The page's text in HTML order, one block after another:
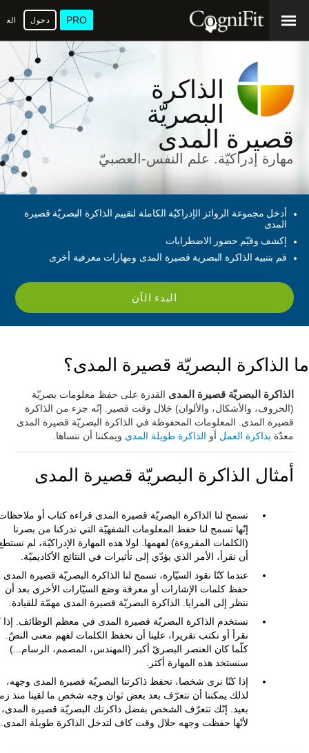
PRO دخول
الذاكرة
البصريّة
قصيرة المدى
مهارة إدراكيّة. علم النفس-العصبيّ
أدخل مجموعة الروائز الإدراكيّة الكاملة لتقييم الذاكرة البصريّة قصيرة
المدى
إكشف وقيّم حضور الاضطرابات
قم بتنبيه الذاكرة البصرية قصيرة المدى ومهارات معرفية أخرى
البدء الآن
ما الذاكرة البصريّة قصيرة المدى؟
الذاكرة البصريّة قصيرة المدى القدرة على حفظ معلومات بصريّة
(الحروف، والأشكال، والألوان) خلال وقت قصير. إنّه جزء من الذاكرة
قصيرة المدى. المعلومات المحفوظة في الذاكرة البصريّة قصيرة المدى
معدّة بذاكرة العمل أو الذاكرة طويلة المدى ويمكننا أن ننساها.
أمثال الذاكرة البصريّة قصيرة المدى
تسمح لنا الذاكرة البصريّة قصيرة المدى قراءة كتاب أو
إنّها تسمح لنا حفظ المعلومات الشفهيّة التي ندركنا من بصرنا
(الكلمات المقروءة) لفهمها. لولا هذه المهارة الإدراكيّة، لم
أن نقرأ، الأمر الذي يؤدّي إلى تأثيرات في النتائج الأكاديميّة.
عندما كنّا نقود السيّارة، تسمح لنا الذاكرة البصريّة قصيرة المدى
حفظ كلمات الإشارات أو معرفة وضع السيّارات الأخرى بعد أن
ننظر إلى المرايا. الذاكرة البصريّة قصيرة المدى مهمّة للقيادة.
نستخدم الذاكرة البصريّة قصيرة المدى في معظم الوظائف. إذا
نقرأ أو نكتب تقريرا، علينا أن نحفظ الكلمات لفهم معنى النصّ.
كلّما كان العنصر البصريّ أكبر (المهندس، المصمم، الرسام...)
سنستخد هذه المهارة أكثر.
إذا كنّا نرى شخصا، تحفظ ذاكرتنا البصريّة قصيرة المدى وجهه،
لذلك يمكننا أن نتعرّف بعد بعض ثوان وجه شخص ما لقينا منذ
بعيد. إنّك تتعرّف الشخص بفضل ذاكرتك البصريّة قصيرة المدى،
لأنّها حفظت وجهه حلال وقت كاف لتدخل الذاكرة طويلة المدى.